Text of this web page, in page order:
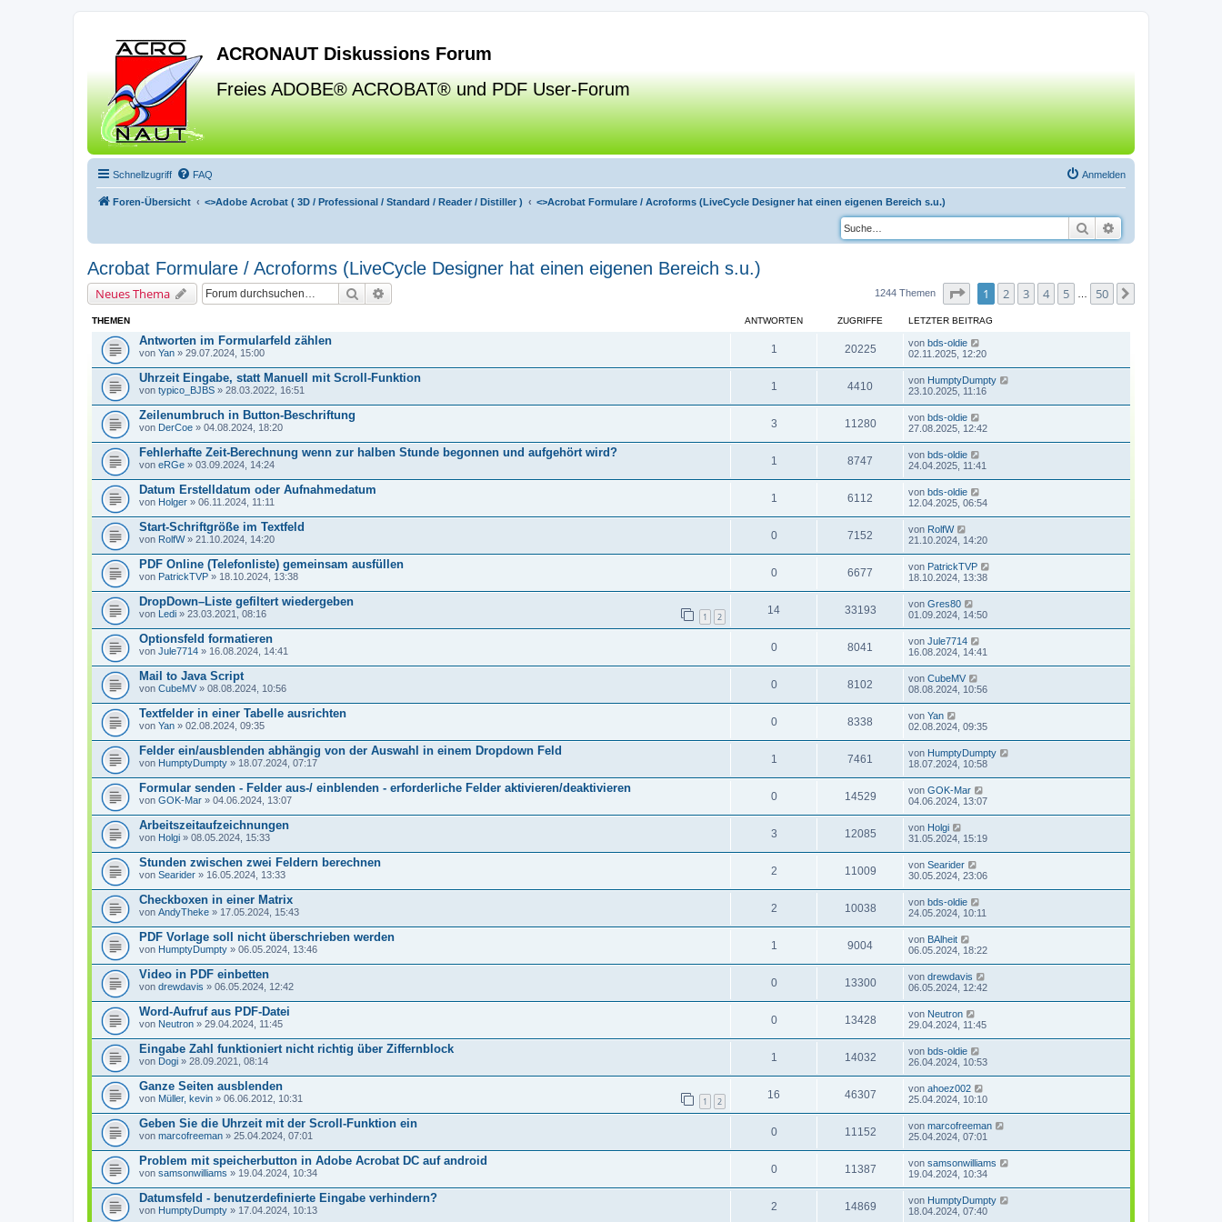
ACRONAUT Diskussions Forum
Freies ADOBE® ACROBAT® und PDF User-Forum
Schnellzugriff FAQ Anmelden
Foren-Übersicht <>Adobe Acrobat ( 3D / Professional / Standard / Reader / Distiller ) <>Acrobat Formulare / Acroforms (LiveCycle Designer hat einen eigenen Bereich s.u.)
Suche
Acrobat Formulare / Acroforms (LiveCycle Designer hat einen eigenen Bereich s.u.)
Neues Thema Suche 1244 Themen Seite von50
1 2 3 4 5 50
THEMEN ANTWORTEN ZUGRIFFE LETZTER BEITRAG
Antworten im Formularfeld zählen
von Yan » 29.07.2024, 15:00 1 20225 von bds-oldie
02.11.2025, 12:20
Uhrzeit Eingabe, statt Manuell mit Scroll-Funktion
von typico_BJBS » 28.03.2022, 16:51 1 4410 von HumptyDumpty
23.10.2025, 11:16
Zeilenumbruch in Button-Beschriftung
von DerCoe » 04.08.2024, 18:20 3 11280 von bds-oldie
27.08.2025, 12:42
Fehlerhafte Zeit-Berechnung wenn zur halben Stunde begonnen und aufgehört wird?
von eRGe » 03.09.2024, 14:24 1 8747 von bds-oldie
24.04.2025, 11:41
Datum Erstelldatum oder Aufnahmedatum
von Holger » 06.11.2024, 11:11 1 6112 von bds-oldie
12.04.2025, 06:54
Start-Schriftgröße im Textfeld
von RolfW» 21.10.2024, 14:20 0 7152 von RolfW
21.10.2024, 14:20
PDF Online (Telefonliste) gemeinsam ausfüllen
von PatrickTVP » 18.10.2024, 13:38 0 6677 von PatrickTVP
18.10.2024, 13:38
DropDown–Liste gefiltert wiedergeben
von Ledi » 23.03.2021, 08:16 1 2
14 33193 von Gres80
01.09.2024, 14:50
Optionsfeld formatieren
von Jule7714 » 16.08.2024, 14:41 0 8041 von Jule7714
16.08.2024, 14:41
Mail to Java Script
von CubeMV » 08.08.2024, 10:56 0 8102 von CubeMV
08.08.2024, 10:56
Textfelder in einer Tabelle ausrichten
von Yan » 02.08.2024, 09:35 0 8338 von Yan
02.08.2024, 09:35
Felder ein/ausblenden abhängig von der Auswahl in einem Dropdown Feld
von HumptyDumpty » 18.07.2024, 07:17 1 7461 von HumptyDumpty
18.07.2024, 10:58
Formular senden - Felder aus-/ einblenden - erforderliche Felder aktivieren/deaktivieren
von GOK-Mar » 04.06.2024, 13:07 0 14529 von GOK-Mar
04.06.2024, 13:07
Arbeitszeitaufzeichnungen
von Holgi » 08.05.2024, 15:33 3 12085 von Holgi
31.05.2024, 15:19
Stunden zwischen zwei Feldern berechnen
von Searider » 16.05.2024, 13:33 2 11009 von Searider
30.05.2024, 23:06
Checkboxen in einer Matrix
von AndyTheke » 17.05.2024, 15:43 2 10038 von bds-oldie
24.05.2024, 10:11
PDF Vorlage soll nicht überschrieben werden
von HumptyDumpty » 06.05.2024, 13:46 1 9004 von BAlheit
06.05.2024, 18:22
Video in PDF einbetten
von drewdavis » 06.05.2024, 12:42 0 13300 von drewdavis
06.05.2024, 12:42
Word-Aufruf aus PDF-Datei
von Neutron » 29.04.2024, 11:45 0 13428 von Neutron
29.04.2024, 11:45
Eingabe Zahl funktioniert nicht richtig über Ziffernblock
von Dogi » 28.09.2021, 08:14 1 14032 von bds-oldie
26.04.2024, 10:53
Ganze Seiten ausblenden
von Müller, kevin » 06.06.2012, 10:31 1 2
16 46307 von ahoez002
25.04.2024, 10:10
Geben Sie die Uhrzeit mit der Scroll-Funktion ein
von marcofreeman » 25.04.2024, 07:01 0 11152 von marcofreeman
25.04.2024, 07:01
Problem mit speicherbutton in Adobe Acrobat DC auf android
von samsonwilliams » 19.04.2024, 10:34 0 11387 von samsonwilliams
19.04.2024, 10:34
Datumsfeld - benutzerdefinierte Eingabe verhindern?
von HumptyDumpty » 17.04.2024, 10:13 2 14869 von HumptyDumpty
18.04.2024, 07:40